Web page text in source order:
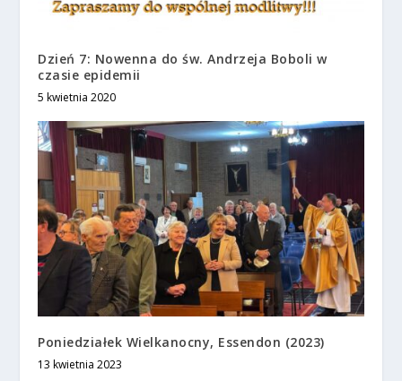
Dzień 7: Nowenna do św. Andrzeja Boboli w
czasie epidemii
5 kwietnia 2020
Poniedziałek Wielkanocny, Essendon (2023)
13 kwietnia 2023